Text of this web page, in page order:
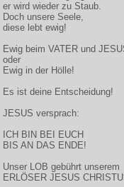
er wird wieder zu Staub.
Doch unsere Seele,
diese lebt ewig!
Ewig beim VATER und
oder
Ewig in der Hölle!
Es ist deine Entscheidung!
JESUS versprach:
ICH BIN BEI EUCH
BIS AN DAS ENDE!
Unser LOB gebührt unserem
ERLÖSER JESUS